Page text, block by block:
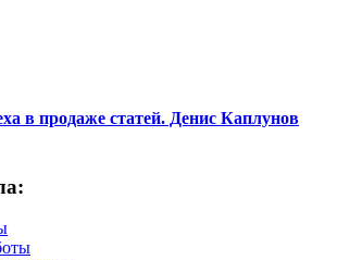
в продаже статей. Денис Каплунов